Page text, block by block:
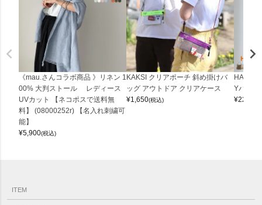
《mau.さんコラボ商品 》リネン 1
00% 大判ストール レディース
UVカット 【ネコポスで送料無
料】 (08000252r) 【名入れ刺繍可
能】
¥5,900(税込)
KAKSI クリアポーチ 斜め掛けバ
ッグ アウトドア クリアケース
¥1,650(税込)
Yバッグ
¥22,000
ITEM